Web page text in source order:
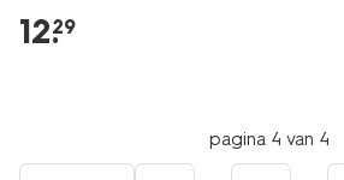
12.
29
pagina 4 van 4